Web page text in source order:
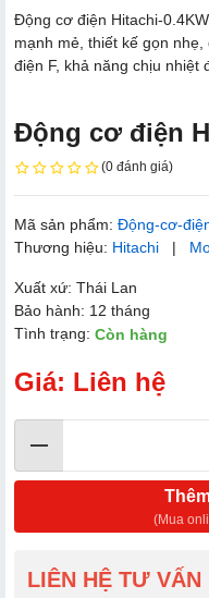
Động cơ điện Hitachi-
mạnh mẻ, thiết kế gọn
điện F, khả năng chịu nhiệt
Động cơ điện
(0 đánh giá)
Mã sản phẩm: Động-cơ-
Thương hiệu: Hitachi |
Xuất xứ: Thái Lan
Bảo hành: 12 tháng
Tình trạng: Còn hàng
Giá: Liên hệ
(Mua
LIÊN HỆ TƯ VẤN